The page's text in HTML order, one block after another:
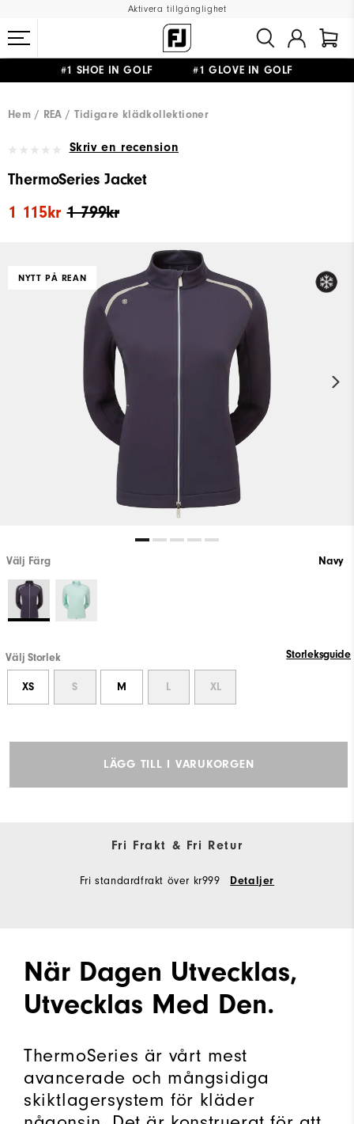
Aktivera tillgänglighet
#1 SHOE IN GOLF #1 GLOVE IN GOLF
Hem
REA Tidigare klädkollektioner
Skriv en recension
ThermoSeries Jacket
1 799kr
1 115kr
NYTT PÅ REAN
Välj Färg Navy
Välj Storlek Storleksguide
XS S M L XL
LÄGG TILL I VARUKORGEN
Fri Frakt & Fri Retur
Fri standardfrakt över kr999 Detaljer
När Dagen Utvecklas,
Utvecklas Med Den.
ThermoSeries är vårt mest
avancerade och mångsidiga
skiktlagersystem för kläder